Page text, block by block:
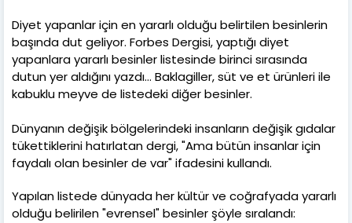
Diyet yapanlar için en yararlı olduğu belirtilen besinlerin
başında dut geliyor. Forbes Dergisi, yaptığı diyet
yapanlara yararlı besinler listesinde birinci sırasında
dutun yer aldığını yazdı… Baklagiller, süt ve et ürünleri ile
kabuklu meyve de listedeki diğer besinler.
Dünyanın değişik bölgelerindeki insanların değişik gıdalar
tükettiklerini hatırlatan dergi, "Ama bütün insanlar için
faydalı olan besinler de var" ifadesini kullandı.
Yapılan listede dünyada her kültür ve coğrafyada yararlı
olduğu belirilen "evrensel" besinler şöyle sıralandı: